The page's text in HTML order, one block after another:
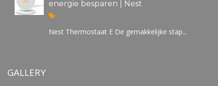
energie besparen | Nest
Nest Thermostaat E De gemakkelijke stap...
GALLERY